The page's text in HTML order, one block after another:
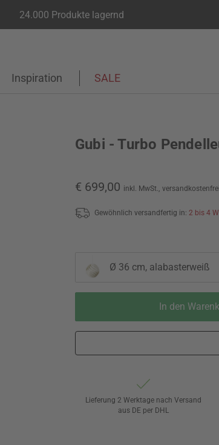
24.000 Produkte lagernd
Inspiration SALE
Gubi - Turbo
€ 699,00 inkl. MwSt., versandkostenfrei
Gewöhnlich versandfertig in: 2 bis 4
Ø 36 cm, alabasterweiß
In den
Lieferung 2 Werktage nach Versand
aus DE per DHL